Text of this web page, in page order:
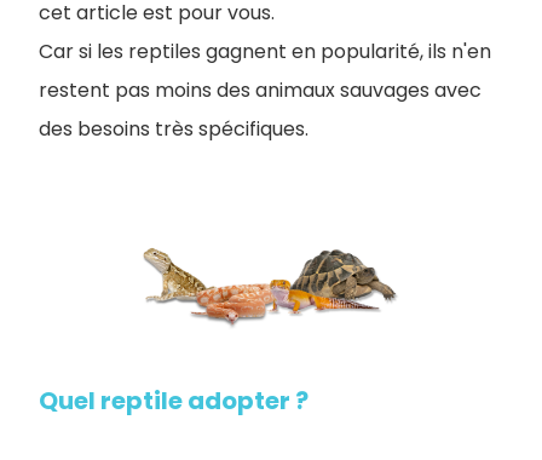
cet article est pour vous.
Car si les reptiles gagnent en popularité, ils n'en
restent pas moins des animaux sauvages avec
des besoins très spécifiques.
Quel reptile adopter ?